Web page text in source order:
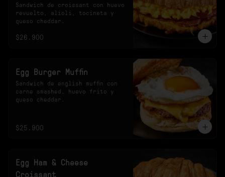
Sandwich de croissant con huevo
revuelto, alioli, tocineta y
queso cheddar.
$26.900
Egg Burger Muffin
Sandwich de english muffin con
carne smashed, huevo frito y
queso cheddar.
$25.900
Egg Ham & Cheese
Croissant